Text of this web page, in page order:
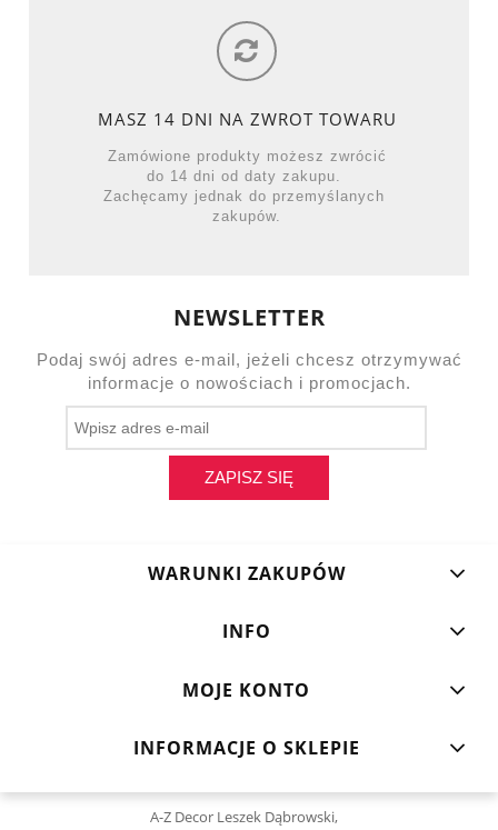
MASZ 14 DNI NA ZWROT TOWARU
Zamówione produkty możesz zwrócić
do 14 dni od daty zakupu.
Zachęcamy jednak do przemyślanych
zakupów.
NEWSLETTER
Podaj swój adres e-mail, jeżeli chcesz otrzymywać
informacje o nowościach i promocjach.
ZAPISZ SIĘ
WARUNKI ZAKUPÓW
INFO
MOJE KONTO
INFORMACJE O SKLEPIE
A-Z Decor Leszek Dąbrowski,